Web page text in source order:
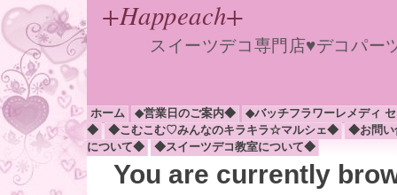
+Happeach+
スイーツデコ専門店♥デコパ
ホーム ◆営業日のご案内◆
◆バッチフラワーレメディ
◆
◆こむこむ♡みんなのキラキラ☆マルシェ◆
◆お問
について◆
◆スイーツデコ教室について◆
You are currently